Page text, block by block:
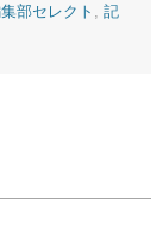
部セレクト
記